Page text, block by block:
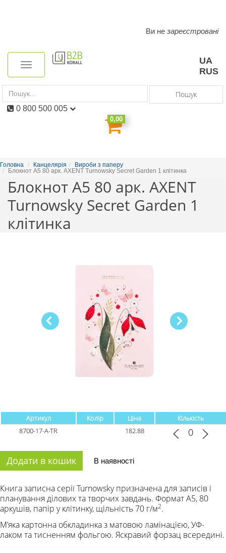
navigation
Toggle
UA
RUS
Пошук
0,00
Ви не зареєстровані
0 800 500 005
Головна Канцелярія
Вироби з паперу
Блокнот A5 80 арк. AXENT Turnowsky Secret Garden 1 клітинка
Блокнот A5 80 арк. AXENT
Turnowsky Secret Garden 1
клітинка
Артикул Колір Ціна
Кількість
8700-17-A-TR
182.88
Додати в кошик В наявності
Книга записна серії Turnowsky призначена для записів і
планування ділових та творчих завдань. Формат A5, 80
аркушів, папір у клітинку, щільність 70 г/м2.
Мʼяка картонна обкладинка з матовою ламінацією, УФ-
лаком та тисненням фольгою. Яскравий форзац всередині.